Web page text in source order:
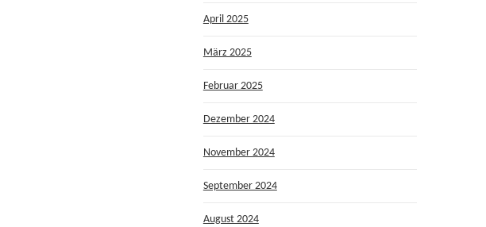
April 2025
März 2025
Februar 2025
Dezember 2024
November 2024
September 2024
August 2024